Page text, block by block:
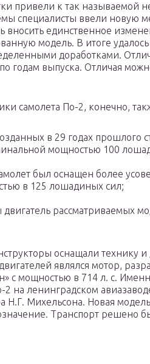
привели к так называемой
специалисты ввели новую
вносить единственное
модель. В итоге удалось
доработками.
годам выпуска. Отличая
самолета По-2, конечно,
в 29 годах прошлого
мощностью 100
был оснащен более
в 125 лошадиных сил;
рассматриваемых
оснащали технику
являлся мотор,
с мощностью в 714 л. с.
на ленинградском
Н.Г. Михельсона. Новая
Транспорт решено